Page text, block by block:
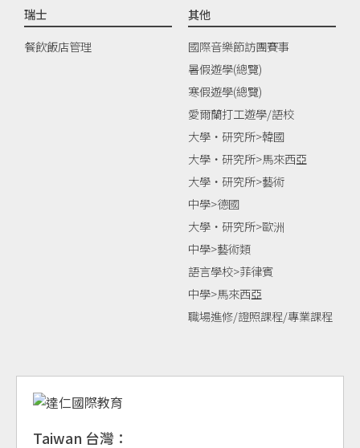
瑞士
餐飲飯店管理
其他
國際音樂節訪團賽事
暑假遊學(總覽)
寒假遊學(總覽)
愛爾蘭打工遊學/語校
大學‧研究所>韓國
大學‧研究所>馬來西亞
大學‧研究所>藝術
中學>德國
大學‧研究所>歐洲
中學>藝術類
語言學校>菲律賓
中學>馬來西亞
職場進修/證照課程/專業課程
Taiwan 台灣：